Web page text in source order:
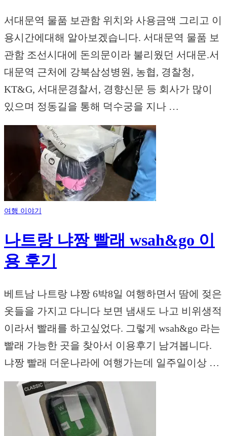
서대문역 물품 보관함 위치와 사용금액 그리고 이
용시간에대해 알아보겠습니다. 서대문역 물품 보
관함 조선시대에 돈의문이라 불리웠던 서대문.서
대문역 근처에 강북삼성병원, 농협, 경찰청,
KT&G, 서대문경찰서, 경향신문 등 회사가 많이
있으며 정동길을 통해 덕수궁을 지나 …
여행 이야기
나트랑 냐짱 빨래 wsah&go 이
용 후기
베트남 나트랑 냐짱 6박8일 여행하면서 땀에 젖은
옷들을 가지고 다니다 보면 냄새도 나고 비위생적
이라서 빨래를 하고싶었다. 그렇게 wsah&go 라는
빨래 가능한 곳을 찾아서 이용후기 남겨봅니다.
냐짱 빨래 더운나라에 여행가는데 일주일이상 …